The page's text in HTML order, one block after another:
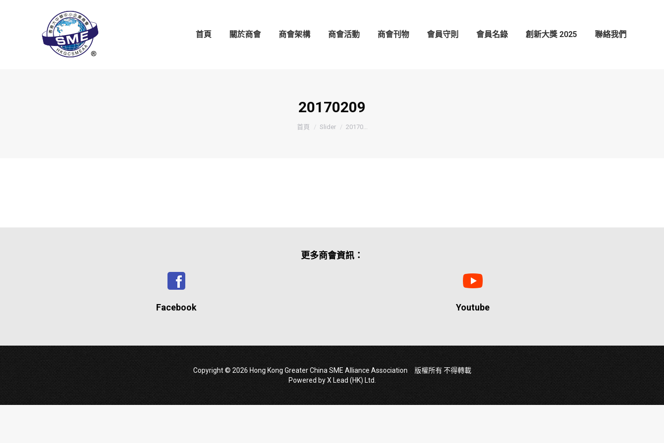
首頁 關於商會 商會架構 商會活動 商會刊物 會員守則 會員名錄 創新大獎 2025 聯絡我們
20170209
You are here:
首頁 Slider 20170...
更多商會資訊：
Facebook Youtube
Copyright © 2026 Hong Kong Greater China SME Alliance Association 版權所有 不得轉載
Powered byX Lead (HK) Ltd .